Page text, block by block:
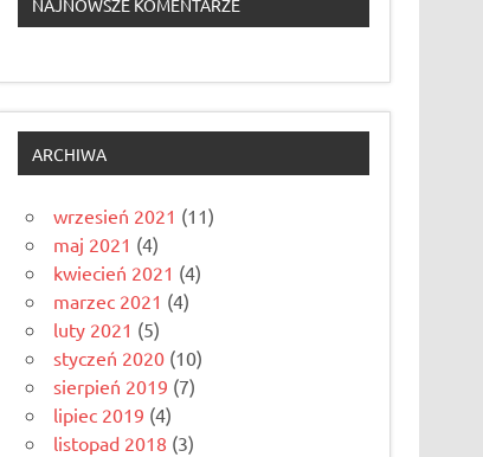
NAJNOWSZE KOMENTARZE
ARCHIWA
wrzesień 2021 (11)
maj 2021 (4)
kwiecień 2021 (4)
marzec 2021 (4)
luty 2021 (5)
styczeń 2020 (10)
sierpień 2019 (7)
lipiec 2019 (4)
listopad 2018 (3)